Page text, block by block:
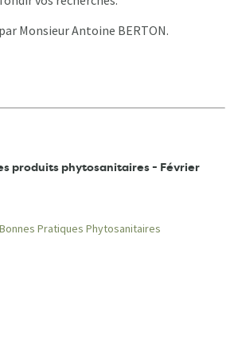
Monsieur Antoine BERTON.
produits phytosanitaires - Février
Pratiques Phytosanitaires